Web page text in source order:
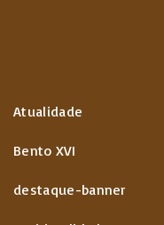
Atualidade
Bento XVI
destaque-banner